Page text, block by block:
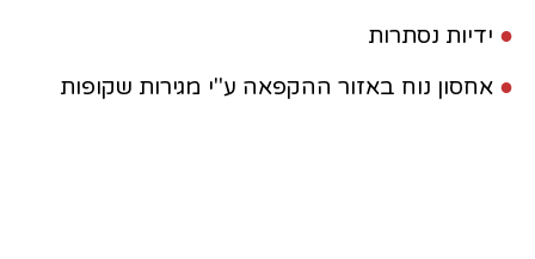
● ידיות נסתרות
● אחסון נוח באזור ההקפאה ע"י מגירות שקופות